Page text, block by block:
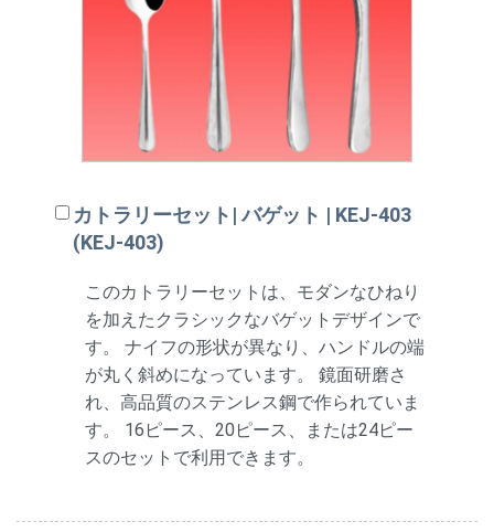
カトラリーセット| バゲット | KEJ-403
(KEJ-403)
このカトラリーセットは、モダンなひねり
を加えたクラシックなバゲットデザインで
す。 ナイフの形状が異なり、ハンドルの端
が丸く斜めになっています。 鏡面研磨さ
れ、高品質のステンレス鋼で作られていま
す。 16ピース、20ピース、または24ピー
スのセットで利用できます。